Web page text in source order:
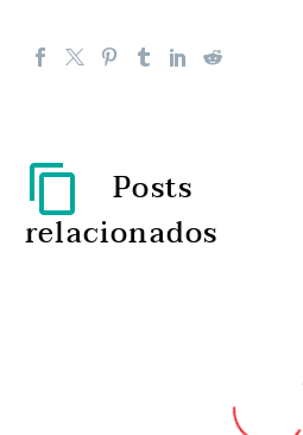
Posts
relacionados